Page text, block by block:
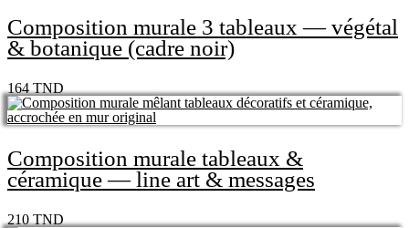
Composition murale 3 tableaux — végétal
& botanique (cadre noir)
164TND
Composition murale tableaux &
céramique — line art & messages
210TND